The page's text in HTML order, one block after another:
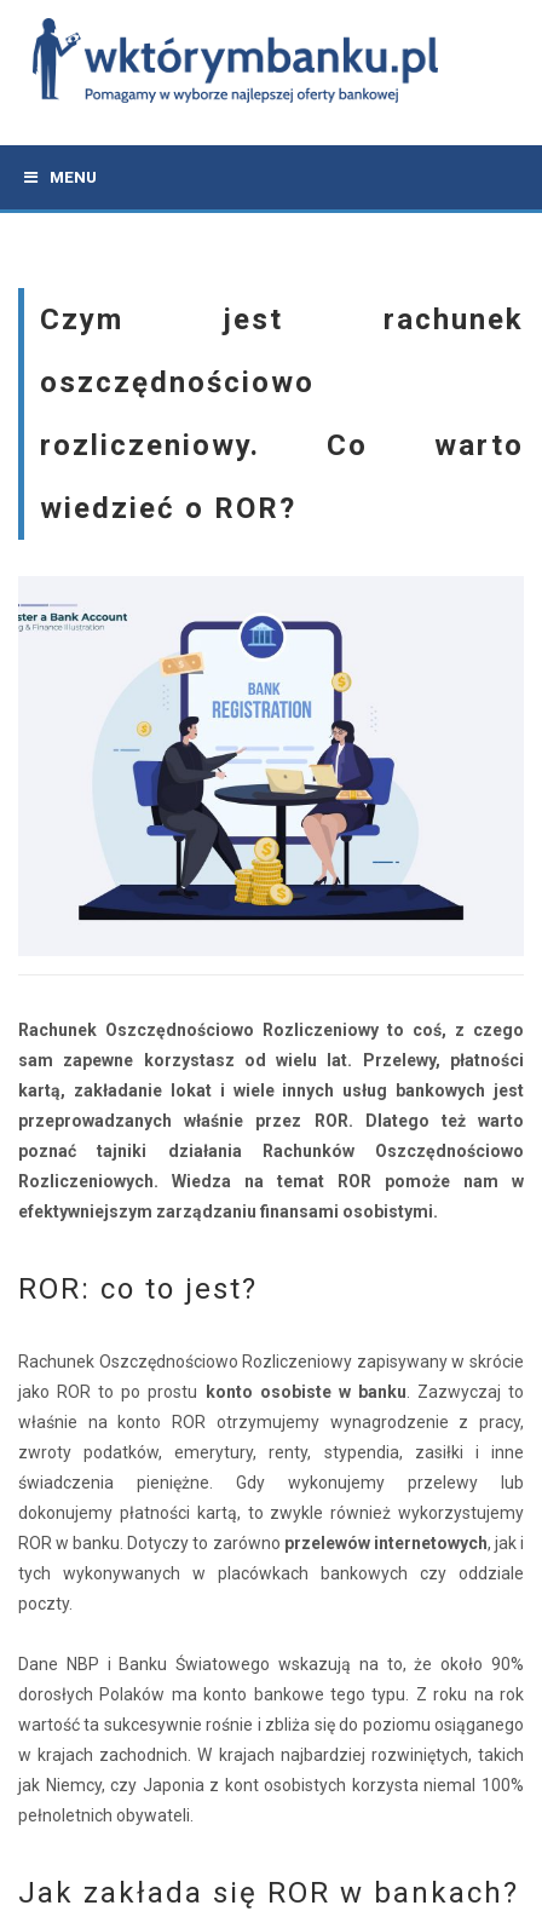
MENU
Czym jest rachunek
oszczędnościowo
rozliczeniowy. Co warto
wiedzieć o ROR?
Rachunek Oszczędnościowo Rozliczeniowy to coś, z czego
sam zapewne korzystasz od wielu lat. Przelewy, płatności
kartą, zakładanie lokat i wiele innych usług bankowych jest
przeprowadzanych właśnie przez ROR. Dlatego też warto
poznać tajniki działania Rachunków Oszczędnościowo
Rozliczeniowych. Wiedza na temat ROR pomoże nam w
efektywniejszym zarządzaniu finansami osobistymi.
ROR: co to jest?
Rachunek Oszczędnościowo Rozliczeniowy zapisywany w skrócie
jako ROR to po prostu konto osobiste w banku . Zazwyczaj to
właśnie na konto ROR otrzymujemy wynagrodzenie z pracy,
zwroty podatków, emerytury, renty, stypendia, zasiłki i inne
świadczenia pieniężne. Gdy wykonujemy przelewy lub
dokonujemy płatności kartą, to zwykle również wykorzystujemy
ROR w banku. Dotyczy to zarówno przelewów internetowych, jak i
tych wykonywanych w placówkach bankowych czy oddziale
poczty.
Dane NBP i Banku Światowego wskazują na to, że około 90%
dorosłych Polaków ma konto bankowe tego typu. Z roku na rok
wartość ta sukcesywnie rośnie i zbliża się do poziomu osiąganego
w krajach zachodnich. W krajach najbardziej rozwiniętych, takich
jak Niemcy, czy Japonia z kont osobistych korzysta niemal 100%
pełnoletnich obywateli.
Jak zakłada się ROR w bankach?